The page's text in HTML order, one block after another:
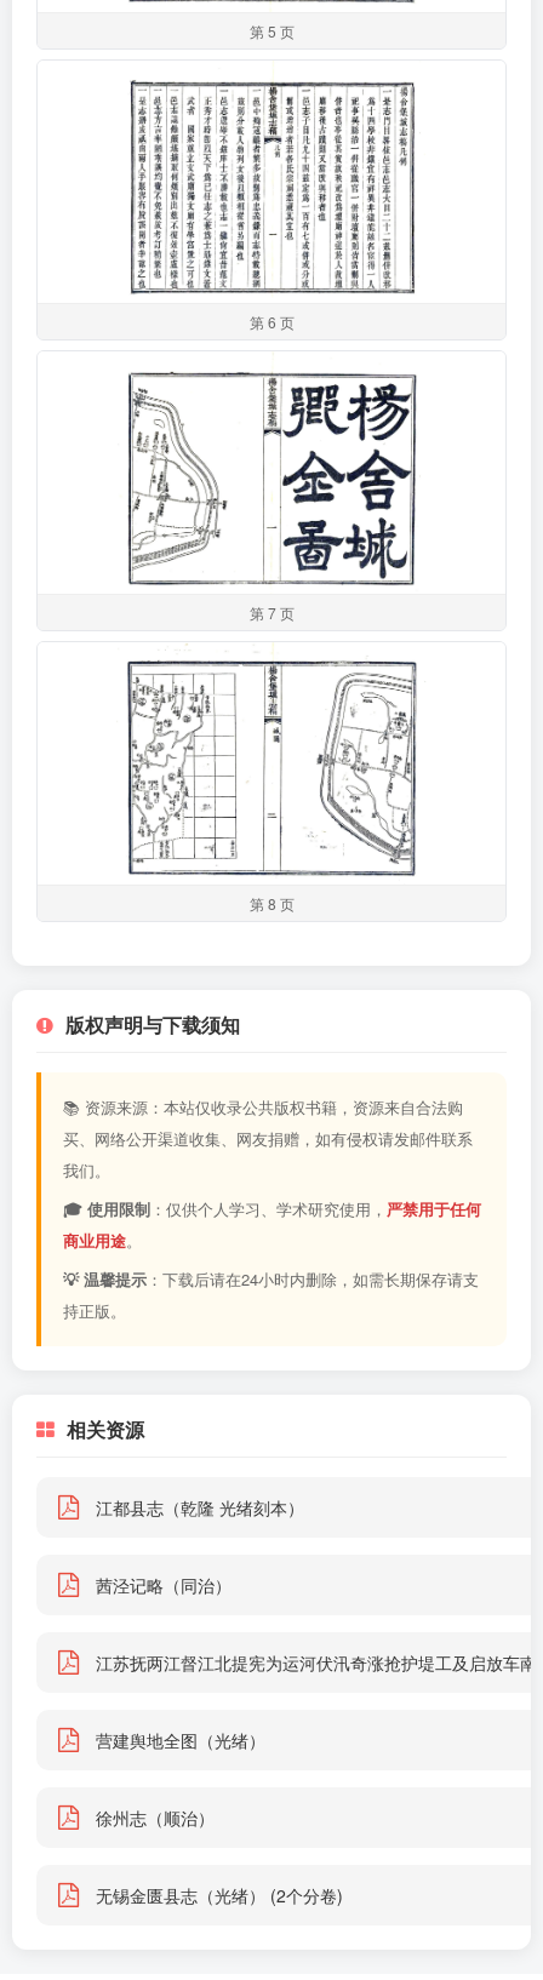
第 5 页
第 6 页
第 7 页
第 8 页
版权声明与下载须知
📚 资源来源：本站仅收录公共版权书籍，资源来自合法购
买、网络公开渠道收集、网友捐赠，如有侵权请发邮件联系
我们。
🎓 使用限制 ：仅供个人学习、学术研究使用， 严禁用于任何
商业用途。
💡 温馨提示 ：下载后请在24小时内删除，如需长期保存请支
持正版。
相关资源
江都县志（乾隆 光绪刻本）
茜泾记略（同治）
江苏抚两江督江北提宪为运河伏汛奇涨抢护堤工及启放车
营建舆地全图（光绪）
徐州志（顺治）
无锡金匮县志（光绪） (2个分卷)